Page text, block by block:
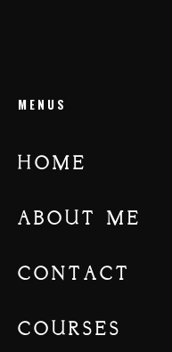
M E N U S
H OME
ABO UT ME
CONT ACT
CO URSES